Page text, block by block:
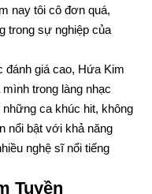
nay tôi cô đơn quá,
trong sự nghiệp của
giá cao, Hứa Kim
trong làng nhạc
ca khúc hit, không
nổi bật với khả năng
nghệ sĩ nổi tiếng
Tuyền